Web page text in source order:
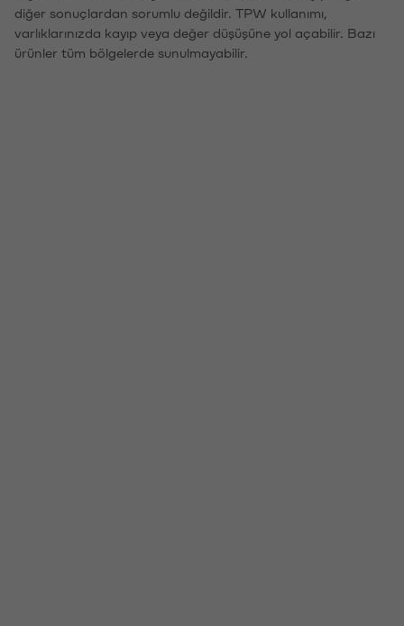
diğer sonuçlardan sorumlu değildir. TPW kullanımı,
varlıklarınızda kayıp veya değer düşüşüne yol açabilir. Bazı
ürünler tüm bölgelerde sunulmayabilir.